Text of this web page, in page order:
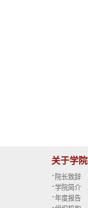
关于学院
· 院长致辞
·学院简介
·年度报告